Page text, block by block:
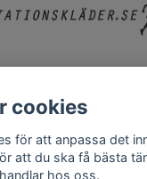
Kontakt
Vanliga frågor
cookies
för att anpassa det
att du ska få bästa
hos oss.